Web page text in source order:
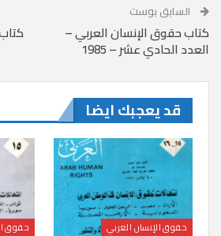
السابق بوست
كتاب حقوق الإنسان العربي –
العدد الحادي عشر – 1985
قد يعجبك ايضا
حقوق الإنسان العربي حقوق